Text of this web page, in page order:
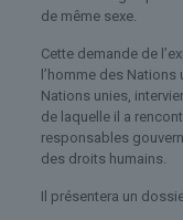
de même sexe.
Cette demande de
l’homme des
Nations unies,
de laquelle il a
responsables
des droits humains.
Il présentera un